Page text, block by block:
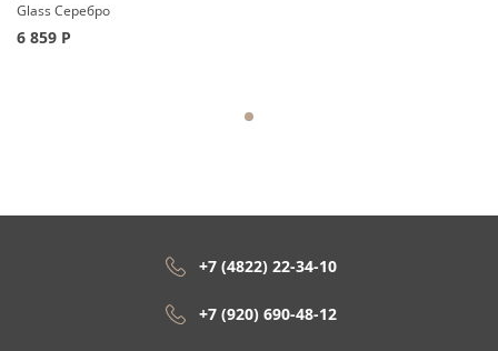
Glass Серебро
6 859 Р
+7 (4822) 22-34-10
+7 (920) 690-48-12